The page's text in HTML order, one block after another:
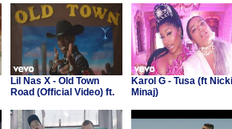
Lil Nas X - Old Town
Road (Official Video) ft.
Karol G - Tusa (ft Nicki
Minaj)